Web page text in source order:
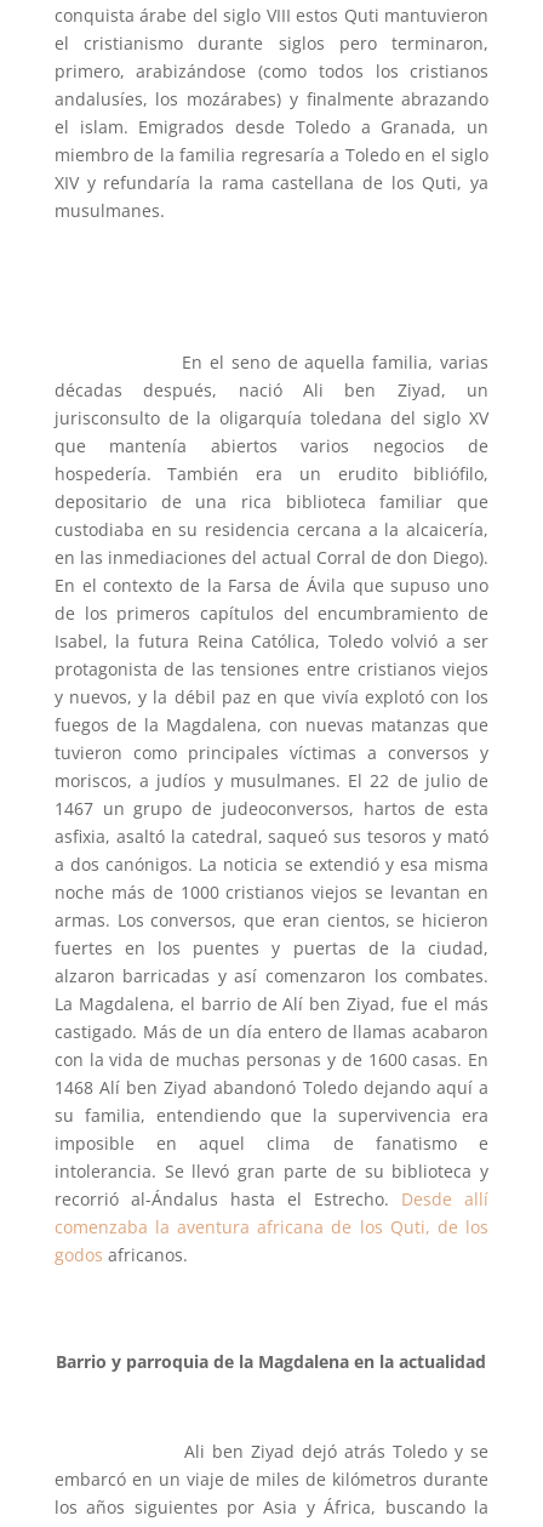
conquista árabe del siglo VIII estos Quti mantuvieron
el cristianismo durante siglos pero terminaron,
primero, arabizándose (como todos los cristianos
andalusíes, los mozárabes) y finalmente abrazando
el islam. Emigrados desde Toledo a Granada, un
miembro de la familia regresaría a Toledo en el siglo
XIV y refundaría la rama castellana de los Quti, ya
musulmanes.
En el seno de aquella familia, varias
décadas después, nació Ali ben Ziyad, un
jurisconsulto de la oligarquía toledana del siglo XV
que mantenía abiertos varios negocios de
hospedería. También era un erudito bibliófilo,
depositario de una rica biblioteca familiar que
custodiaba en su residencia cercana a la alcaicería,
en las inmediaciones del actual Corral de don Diego).
En el contexto de la Farsa de Ávila que supuso uno
de los primeros capítulos del encumbramiento de
Isabel, la futura Reina Católica, Toledo volvió a ser
protagonista de las tensiones entre cristianos viejos
y nuevos, y la débil paz en que vivía explotó con los
fuegos de la Magdalena, con nuevas matanzas que
tuvieron como principales víctimas a conversos y
moriscos, a judíos y musulmanes. El 22 de julio de
1467 un grupo de judeoconversos, hartos de esta
asfixia, asaltó la catedral, saqueó sus tesoros y mató
a dos canónigos. La noticia se extendió y esa misma
noche más de 1000 cristianos viejos se levantan en
armas. Los conversos, que eran cientos, se hicieron
fuertes en los puentes y puertas de la ciudad,
alzaron barricadas y así comenzaron los combates.
La Magdalena, el barrio de Alí ben Ziyad, fue el más
castigado. Más de un día entero de llamas acabaron
con la vida de muchas personas y de 1600 casas. En
1468 Alí ben Ziyad abandonó Toledo dejando aquí a
su familia, entendiendo que la supervivencia era
imposible en aquel clima de fanatismo e
intolerancia. Se llevó gran parte de su biblioteca y
recorrió al-Ándalus hasta el Estrecho. Desde allí
comenzaba la aventura africana de los Quti, de los
godos africanos.
Barrio y parroquia de la Magdalena en la actualidad
Ali ben Ziyad dejó atrás Toledo y se
embarcó en un viaje de miles de kilómetros durante
los años siguientes por Asia y África, buscando la